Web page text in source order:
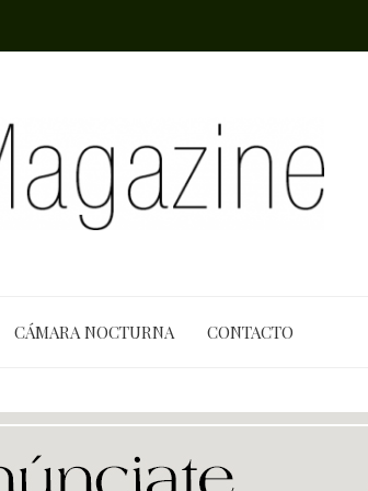
CÁMARA NOCTURNA CONTACTO